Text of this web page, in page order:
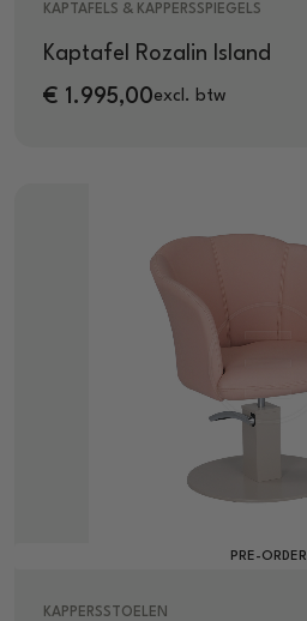
KAPTAFELS & KAPPERSSPIEGELS
Kaptafel Rozalin Island
€ 1.995,00excl. btw
PRE-ORDER
KAPPERSSTOELEN